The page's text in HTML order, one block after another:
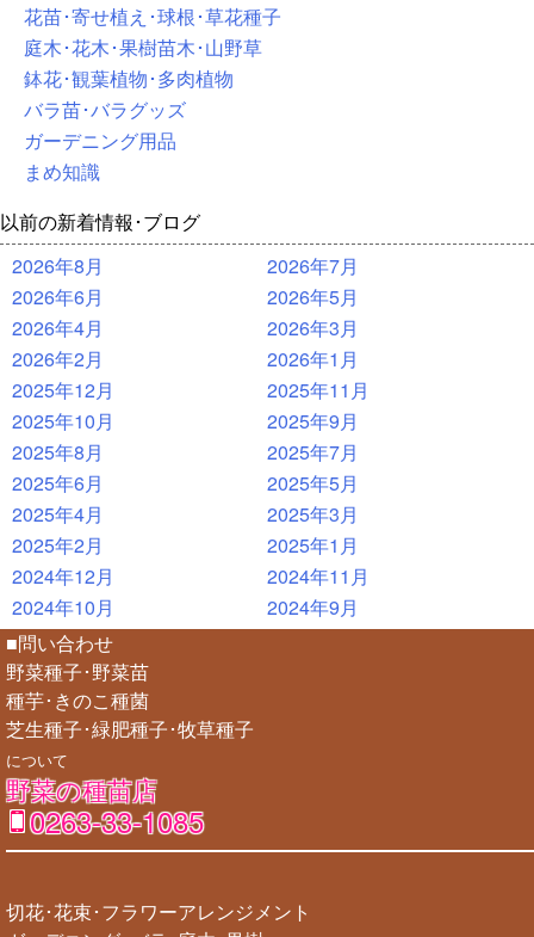
花苗･寄せ植え･球根･草花種子
庭木･花木･果樹苗木･山野草
鉢花･観葉植物･多肉植物
バラ苗･バラグッズ
ガーデニング用品
まめ知識
以前の新着情報･ブログ
2026年8月
2026年7月
2026年6月
2026年5月
2026年4月
2026年3月
2026年2月
2026年1月
2025年12月
2025年11月
2025年10月
2025年9月
2025年8月
2025年7月
2025年6月
2025年5月
2025年4月
2025年3月
2025年2月
2025年1月
2024年12月
2024年11月
2024年10月
2024年9月
■問い合わせ
野菜種子･野菜苗
種芋･きのこ種菌
芝生種子･緑肥種子･牧草種子
について
野菜の種苗店
0263-33-1085
切花･花束･フラワーアレンジメント